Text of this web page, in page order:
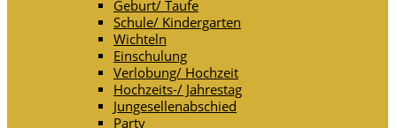
Geburt/ Taufe
Schule/ Kindergarten
Wichteln
Einschulung
Verlobung/ Hochzeit
Hochzeits-/ Jahrestag
Jungesellenabschied
Party